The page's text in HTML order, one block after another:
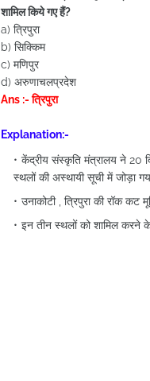
शामिल किये गए हैं?
a) त्रिपुरा
b) सिक्किम
c) मणिपुर
d) अरुणाचलप्रदेश
Ans :- त्रिपुरा
Explanation:-
केंद्रीय संस्कृति मंत्रालय ने 20
स्थलों की अस्थायी सूची में जोड़ा
उनाकोटी , त्रिपुरा की रॉक कट
इन तीन स्थलों को शामिल करने